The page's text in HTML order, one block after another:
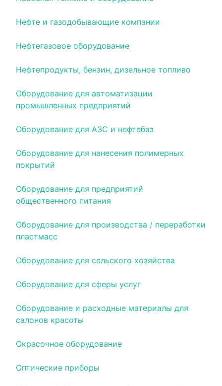
Нефте и газодобывающие компании
Нефтегазовое оборудование
Нефтепродукты, бензин, дизельное топливо
Оборудование для автоматизации
промышленных предприятий
Оборудование для АЗС и нефтебаз
Оборудование для нанесения полимерных
покрытий
Оборудование для предприятий
общественного питания
Оборудование для производства / переработки
пластмасс
Оборудование для сельского хозяйства
Оборудование для сферы услуг
Оборудование и расходные материалы для
салонов красоты
Окрасочное оборудование
Оптические приборы